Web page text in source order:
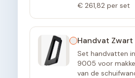
€ 261,82 per set
Handvat Zwart
Set handvatten
9005 voor
van de